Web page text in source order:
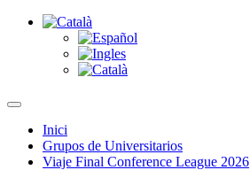
Inici
Grupos de Universitarios
Viaje Final Conference League 2026